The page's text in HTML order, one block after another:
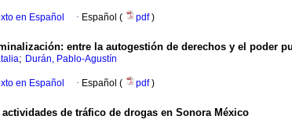
en Español · Español ( pdf)
entre la autogestión de derechos y el poder
; Durán, Pablo-Agustín
en Español · Español ( pdf)
de tráfico de drogas en Sonora México